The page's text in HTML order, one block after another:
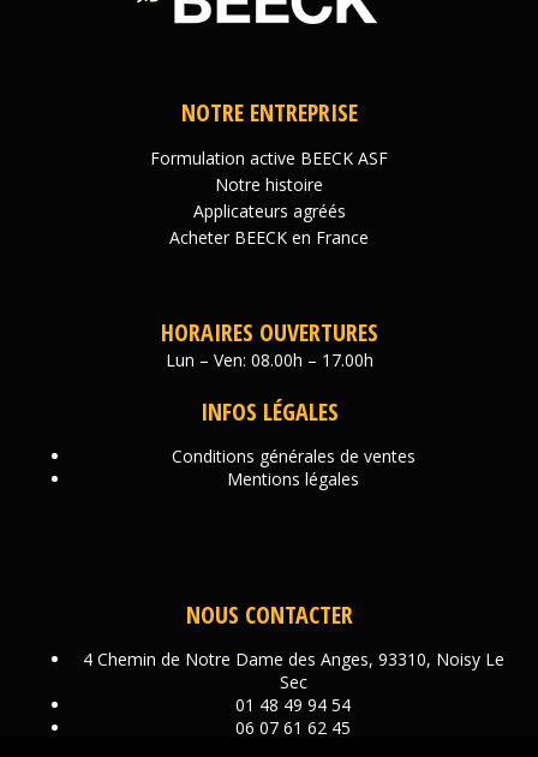
NOTRE ENTREPRISE
Formulation active BEECK ASF
Notre histoire
Applicateurs agréés
Acheter BEECK en France
HORAIRES OUVERTURES
Lun – Ven: 08.00h – 17.00h
INFOS LÉGALES
Conditions générales de ventes
Mentions légales
NOUS CONTACTER
4 Chemin de Notre Dame des Anges, 93310, Noisy Le
Sec
01 48 49 94 54
06 07 61 62 45